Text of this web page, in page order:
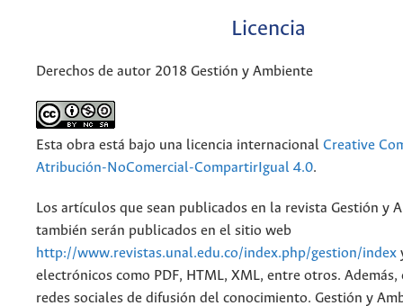
Licencia
Derechos de autor 2018 Gestión y Ambiente
Esta obra está bajo una licencia internacional Creative
Atribución-NoComercial-CompartirIgual 4.0.
Los artículos que sean publicados en la revista Gestión y
también serán publicados en el sitio web
http://www.revistas.unal.edu.co/index.php/gestion/index
electrónicos como PDF, HTML, XML, entre otros.
redes sociales de difusión del conocimiento. Gestión y